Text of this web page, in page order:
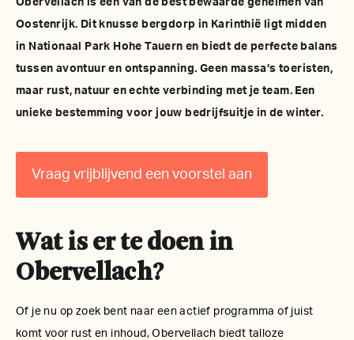
Obervellach is een van de best bewaarde geheimen van
Oostenrijk. Dit knusse bergdorp in Karinthië ligt midden
in Nationaal Park Hohe Tauern en biedt de perfecte balans
tussen avontuur en ontspanning. Geen massa’s toeristen,
maar rust, natuur en echte verbinding met je team. Een
unieke bestemming voor jouw bedrijfsuitje in de winter.
Vraag vrijblijvend een voorstel aan
Wat is er te doen in
Obervellach?
Of je nu op zoek bent naar een actief programma of juist
komt voor rust en inhoud, Obervellach biedt talloze